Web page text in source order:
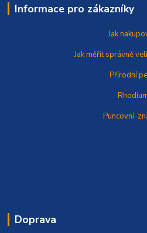
Informace pro zákazníky
Jak
Jak měřit správně
Přírodní
Puncovní
Doprava